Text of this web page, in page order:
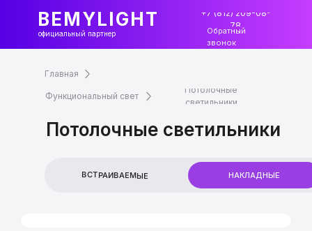
официальный партнер
BEMYLIGHT
+7 (812) 209-08-
78
Обратный
звонок
Функциональный свет
Главная
Потолочные
светильники
Потолочные светильники
НАКЛАДНЫЕ
ВСТРАИВАЕМЫЕ